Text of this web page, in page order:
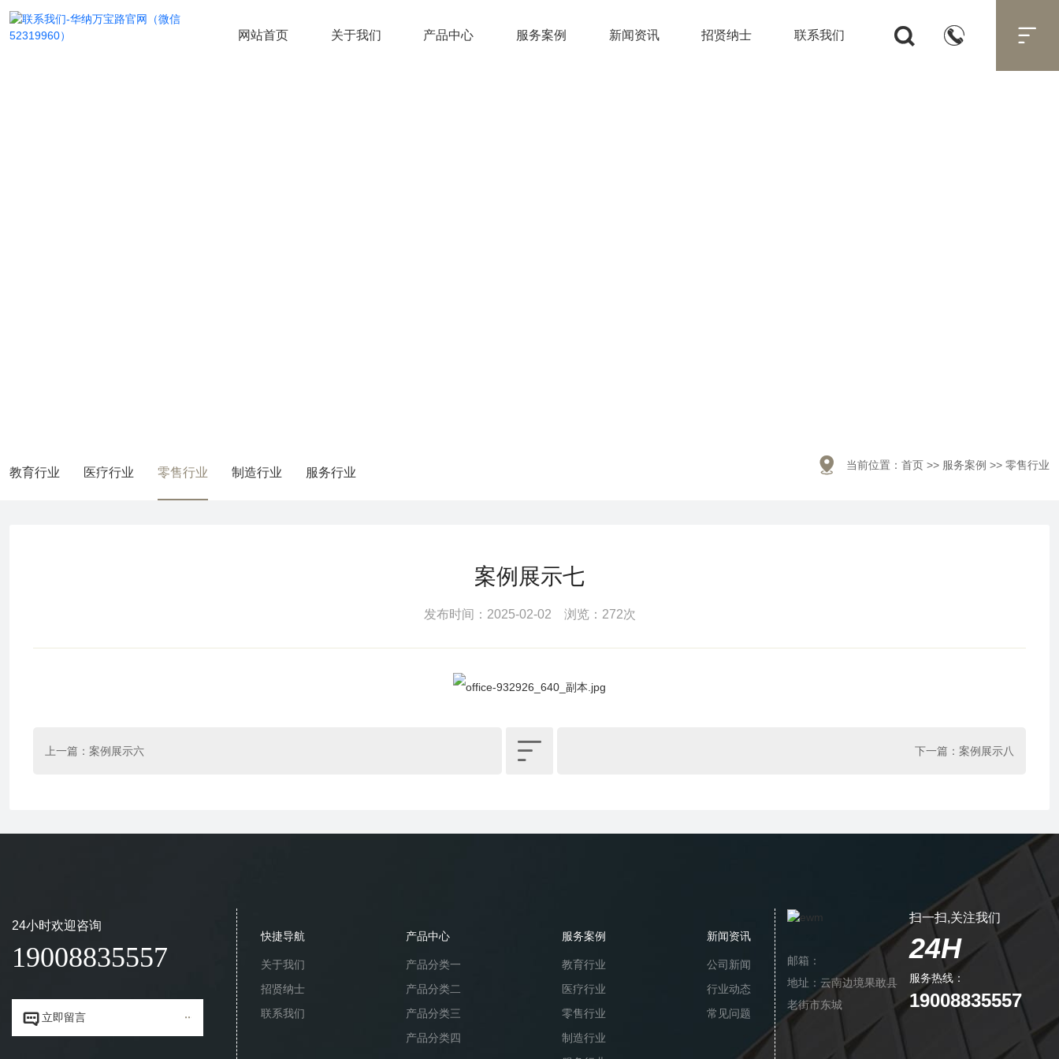
网站首页 关于我们 产品中心 服务案例 新闻资讯 招贤纳士 联系我们   
教育行业 医疗行业 零售行业 制造行业 服务行业  当前位置： 首页 >> 服务案例 >> 零售行业
案例展示七
发布时间：2025-02-02 浏览：272次
上一篇： 案例展示六  下一篇： 案例展示八
24小时欢迎咨询
19008835557
 立即留言
快捷导航
关于我们
招贤纳士
联系我们
产品中心
产品分类一
产品分类二
产品分类三
产品分类四
服务案例
教育行业
医疗行业
零售行业
制造行业
新闻资讯
公司新闻
行业动态
常见问题
扫一扫,关注我们
24H
服务热线：
19008835557
邮箱：
地址：云南边境果敢县
老街市东城